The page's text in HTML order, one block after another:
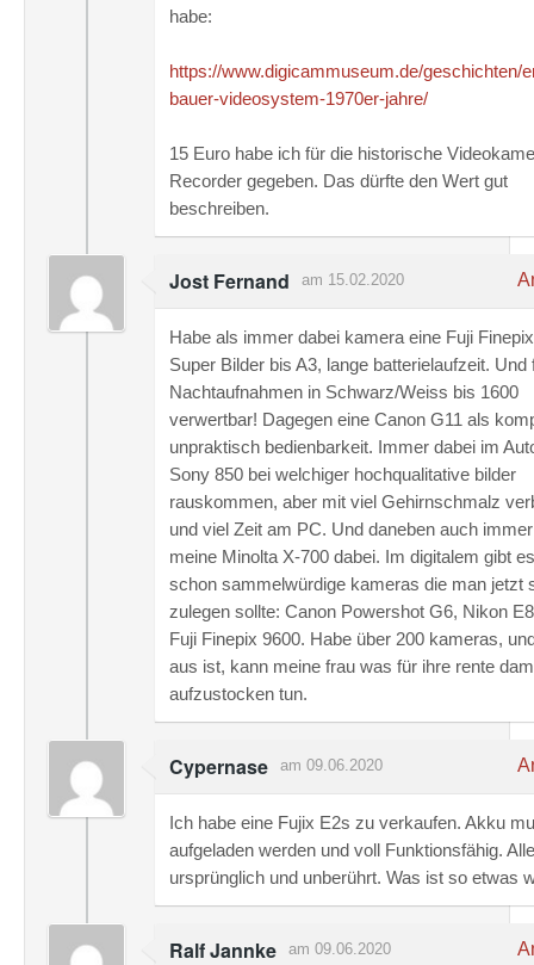
habe:
https://www.digicammuseum.de/geschichten/
bauer-videosystem-1970er-jahre/
15 Euro habe ich für die historische
Recorder gegeben. Das dürfte den Wert gut
beschreiben.
Jost Fernand am 15.02.2020
Habe als immer dabei kamera eine Fuji
Super Bilder bis A3, lange batterielaufzeit. Und
Nachtaufnahmen in Schwarz/Weiss bis 1600
verwertbar! Dagegen eine Canon G11 als
unpraktisch bedienbarkeit. Immer dabei im
Sony 850 bei welchiger hochqualitative bilder
rauskommen, aber mit viel Gehirnschmalz
und viel Zeit am PC. Und daneben auch
meine Minolta X-700 dabei. Im digitalem gibt
schon sammelwürdige kameras die man jetzt
zulegen sollte: Canon Powershot G6, Nikon
Fuji Finepix 9600. Habe über 200 kameras,
aus ist, kann meine frau was für ihre rente
aufzustocken tun.
Cypernase am 09.06.2020
Ich habe eine Fujix E2s zu verkaufen. Akku
aufgeladen werden und voll Funktionsfähig.
ursprünglich und unberührt. Was ist so etwas
Ralf Jannke am 09.06.2020